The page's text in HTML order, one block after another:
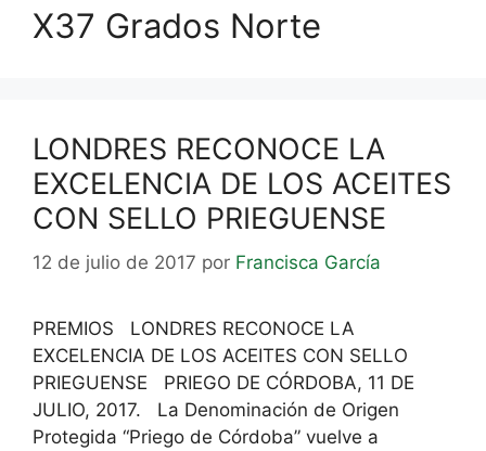
X37 Grados Norte
LONDRES RECONOCE LA
EXCELENCIA DE LOS ACEITES
CON SELLO PRIEGUENSE
12 de julio de 2017 por Francisca García
PREMIOS LONDRES RECONOCE LA
EXCELENCIA DE LOS ACEITES CON SELLO
PRIEGUENSE PRIEGO DE CÓRDOBA, 11 DE
JULIO, 2017. La Denominación de Origen
Protegida “Priego de Córdoba” vuelve a